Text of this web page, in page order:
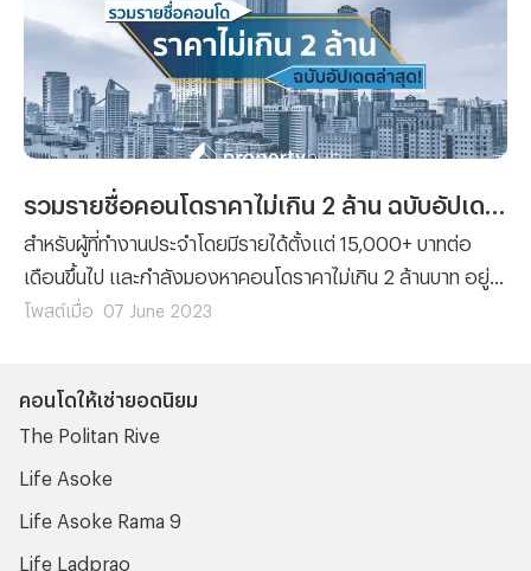
สำหรับผู้ที่ทำงานประจำโดยมีรายได้ตั้งแต่ 15,000+ บาทต่อ
เดือนขึ้นไป และกำลังมองหาคอนโดราคาไม่เกิน 2 ล้านบาท อยู่
บทความนี้ก็คงจะเป็นประโยชน์ให้กับคุณอย่างแน่นอน เพราะว่า
ของโครงการคอนโดไหนบ้างนั้น เราไปติดตามข้อมูลที่น่าสนใจนี้
พร้อมๆ กันเลย
โพสต์เมื่อ 07 June 2023
คอนโดให้เช่ายอดนิยม
The Politan Rive
Life Asoke
Life Asoke Rama 9
Life Ladprao